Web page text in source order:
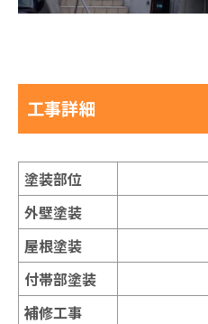
工事詳細
塗装部位
外壁塗装
屋根塗装
付帯部塗装
補修工事